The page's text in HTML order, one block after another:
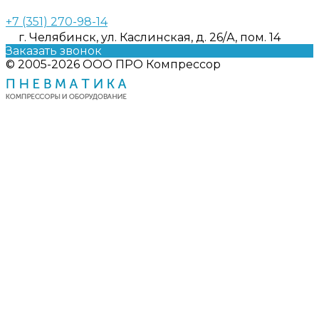
+7 (351) 270-98-14
г. Челябинск, ул. Каслинская, д. 26/А, пом. 14
Заказать звонок
© 2005-2026 ООО ПРО Компрессор